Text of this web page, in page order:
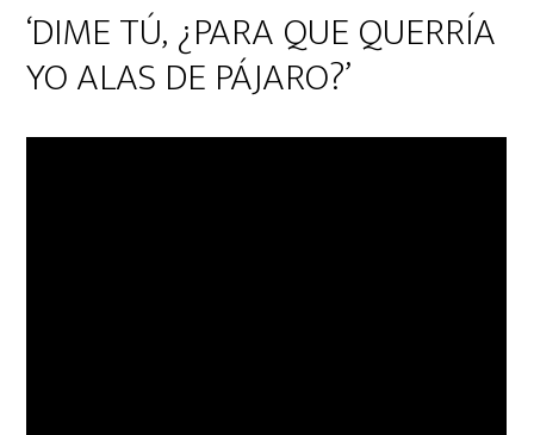
‘DIME TÚ, ¿PARA QUE QUERRÍA
YO ALAS DE PÁJARO?’